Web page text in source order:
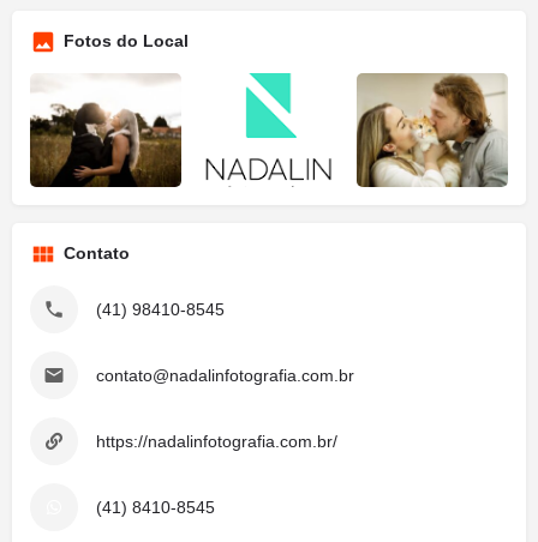
Fotos do Local
Contato
(41) 98410-8545
contato@nadalinfotografia.com.br
https://nadalinfotografia.com.br/
(41) 8410-8545